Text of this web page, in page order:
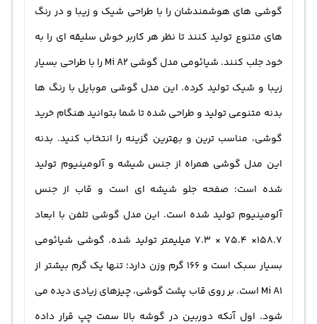
Wi-Fi، GPS، بلوتوث، USB OTG، 3G و 4G می باشد. سنسورهای
موجود بر روی تلفن همراه ام آی ای 2 شیائومی شامل سنسور
اثر انگشت، قطب نما، سنسور مجاورت، شتاب سنج، سنسور نور
محیط و ژیروسکوپ می باشد.
گوشی های هوشمندشان را با طراحی شیک و زیبا و در رنگ
های متنوع تولید کنند تا نظر هر کاربر خوش سلیقه ای را به
خود جلب کنند. شیائومی مدل گوشی Mi A2 را با طراحی بسیار
زیبا و شیک تولید کرده. این مدل گوشی موبایل با رنگ ها
بدنه متنوعی تولید و طراحی شده تا شما بتوانید هنگام خرید
گوشی، مناسب ترین و بهترین گزینه را انتخاب کنید. بدنه
این مدل گوشی همراه از جنس شیشه و آلومینیوم تولید
شده است؛ صفحه جلو شیشه ای است و قاب از جنس
آلومینیوم تولید شده است. این مدل گوشی تلفن با ابعاد
158.7× 75.4 × 7.3 میلیمتر تولید شده. گوشی شیائومی
بسیار سبک است و 166 گرم وزن دارد؛ تنها یک گرم بیشتر از
Mi A1 است. بر روی قاب پشت گوشی، چیزهای زیادی دیده می
شود. اول آنکه دوربین در گوشه بالا سمت چپ قرار داده